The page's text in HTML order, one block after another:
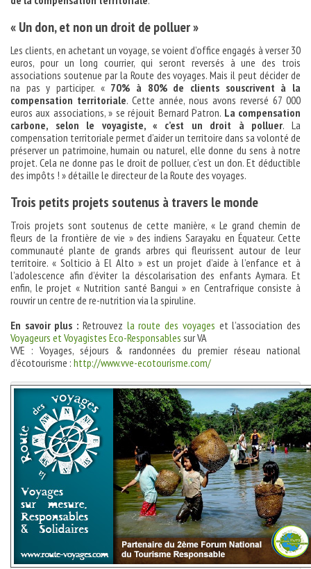
« Un don, et non un droit de polluer »
Les clients, en achetant un voyage, se voient d’office engagés à verser 30
euros, pour un long courrier, qui seront reversés à une des trois
associations soutenue par la Route des voyages. Mais il peut décider de
na pas y participer. « 70% à 80% de clients souscrivent à la
compensation territoriale. Cette année, nous avons reversé 67 000
euros aux associations, » se réjouit Bernard Patron. La compensation
carbone, selon le voyagiste, « c’est un droit à polluer. La
compensation territoriale permet d’aider un territoire dans sa volonté de
préserver un patrimoine, humain ou naturel, elle donne du sens à notre
projet. Cela ne donne pas le droit de polluer, c’est un don. Et déductible
des impôts ! » détaille le directeur de la Route des voyages.
Trois petits projets soutenus à travers le monde
Trois projets sont soutenus de cette manière, « Le grand chemin de
fleurs de la frontière de vie » des indiens Sarayaku en Équateur. Cette
communauté plante de grands arbres qui fleurissent autour de leur
territoire. « Solticio à El Alto » est un projet d’aide à l’enfance et à
l’adolescence afin d’éviter la déscolarisation des enfants Aymara. Et
enfin, le projet « Nutrition santé Bangui » en Centrafrique consiste à
rouvrir un centre de re-nutrition via la spiruline.
En savoir plus : Retrouvez la route des voyages et l’association des
Voyageurs et Voyagistes Eco-Responsables sur VA
VVE : Voyages, séjours & randonnées du premier réseau national
d’écotourisme : http://www.vve-ecotourisme.com/